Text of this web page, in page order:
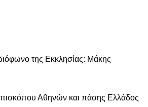
της Εκκλησίας: Μάκης
Αθηνών και πάσης Ελλάδος